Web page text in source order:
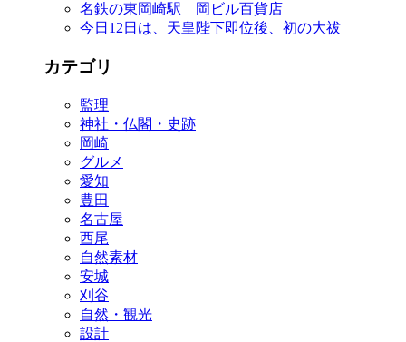
名鉄の東岡崎駅 岡ビル百貨店
今日12日は、天皇陛下即位後、初の大祓
カテゴリ
監理
神社・仏閣・史跡
岡崎
グルメ
愛知
豊田
名古屋
西尾
自然素材
安城
刈谷
自然・観光
設計